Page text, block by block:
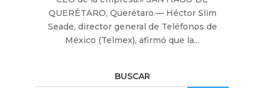
QUERÉTARO, Querétaro.— Héctor Slim
Seade, director general de Teléfonos de
México (Telmex), afirmó que la...
BUSCAR